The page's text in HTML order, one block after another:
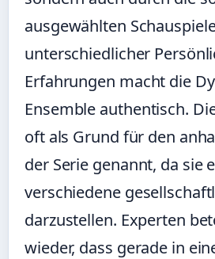
ausgewählten
unterschiedlicher
Erfahrungen macht die
Ensemble authentisch.
oft als Grund für den
der Serie genannt, da sie
verschiedene
darzustellen. Experten
wieder, dass gerade in